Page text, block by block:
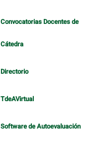
Convocatorias Docentes de
Cátedra
Directorio
TdeAVirtual
Software de Autoevaluación